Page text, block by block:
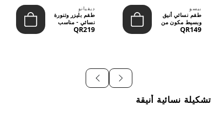
بيسو
طقم نسائي أنيق
وبسيط مكون من
قطعتين - تصميم
QR149
ديفيانو
طقم بليزر وتنورة
نسائي - مناسب
للعمل الرسمي
QR219
تشكيلة نسائية أنيقة